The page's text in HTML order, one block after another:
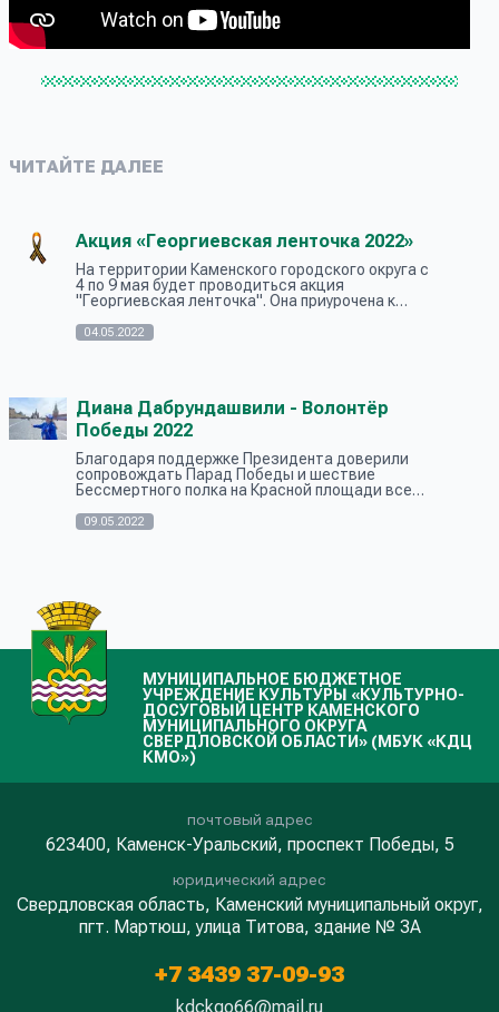
ЧИТАЙТЕ ДАЛЕЕ
Акция «Георгиевская ленточка 2022»
На территории Каменского городского округа с
4 по 9 мая будет проводиться акция
"Георгиевская ленточка". Она приурочена к
дни проведения акции миллионы людей в...
04.05.2022
Диана Дабрундашвили - Волонтёр
Победы 2022
Благодаря поддержке Президента доверили
сопровождать Парад Победы и шествие
Бессмертного полка на Красной площади всего
счастливчиков наша односельчанка, выпу...
09.05.2022
МУНИЦИПАЛЬНОЕ БЮДЖЕТНОЕ
УЧРЕЖДЕНИЕ КУЛЬТУРЫ «КУЛЬТУРНО-
ДОСУГОВЫЙ ЦЕНТР КАМЕНСКОГО
МУНИЦИПАЛЬНОГО ОКРУГА
СВЕРДЛОВСКОЙ ОБЛАСТИ» (МБУК «КДЦ
КМО»)
почтовый адрес
623400, Каменск-Уральский, проспект Победы, 5
юридический адрес
Свердловская область, Каменский муниципальный округ,
пгт. Мартюш, улица Титова, здание № 3А
+7 3439 37-09-93
kdckgo66@mail.ru